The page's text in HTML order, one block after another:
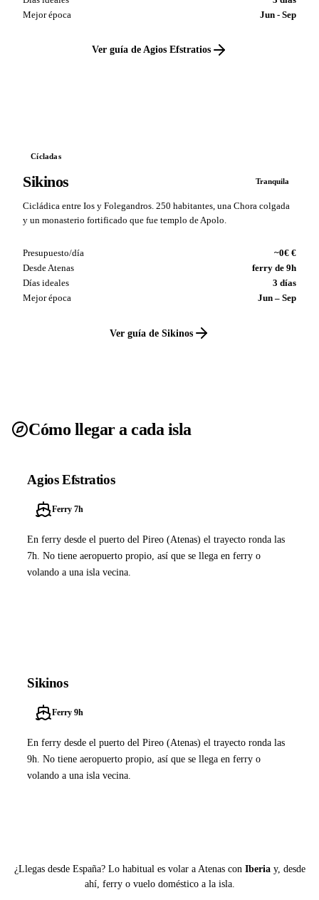
Mejor época
Jun - Sep
Ver guía de Agios Efstratios
Cícladas
Sikinos Tranquila
Cicládica entre Ios y Folegandros. 250 habitantes, una Chora colgada
y un monasterio fortificado que fue templo de Apolo.
Presupuesto/día
~0€ €
Desde Atenas
ferry de 9h
Días ideales
3 días
Mejor época
Jun – Sep
Ver guía de Sikinos
Cómo llegar a cada isla
Agios Efstratios
Ferry 7h
En ferry desde el puerto del Pireo (Atenas) el trayecto ronda las
7h. No tiene aeropuerto propio, así que se llega en ferry o
volando a una isla vecina.
Sikinos
Ferry 9h
En ferry desde el puerto del Pireo (Atenas) el trayecto ronda las
9h. No tiene aeropuerto propio, así que se llega en ferry o
volando a una isla vecina.
¿Llegas desde España? Lo habitual es volar a Atenas con Iberiay, desde
ahí, ferry o vuelo doméstico a la isla.